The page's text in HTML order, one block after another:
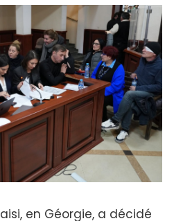
en Géorgie, a décidé